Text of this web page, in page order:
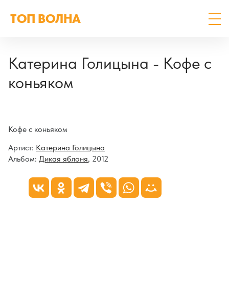
ТОП ВОЛНА
Катерина Голицына - Кофе с
коньяком
Кофе с коньяком
Артист: Катерина Голицына
Альбом: Дикая яблоня, 2012